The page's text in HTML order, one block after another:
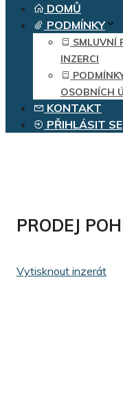
DOMŮ
PODMÍNKY
SMLUVNÍ
INZERCI
OSOBNÍCH
KONTAKT
PŘIHLÁSIT SE
PRODEJ
Vytisknout inzerát